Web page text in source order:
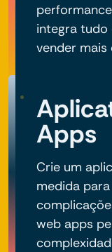
integra tudo
vender mais
Apps
Crie um
medida
web apps